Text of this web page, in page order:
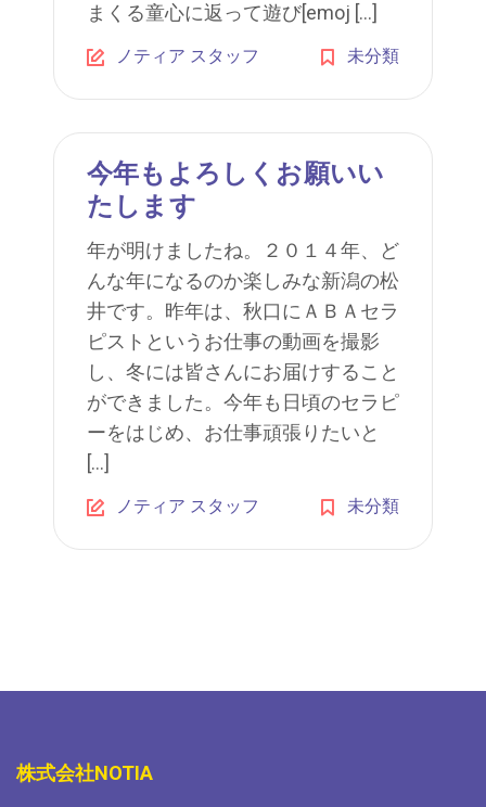
まくる童心に返って遊び[emoj […]
ノティア スタッフ 未分類
今年もよろしくお願いい
たします
年が明けましたね。２０１４年、ど
んな年になるのか楽しみな新潟の松
井です。昨年は、秋口にＡＢＡセラ
ピストというお仕事の動画を撮影
し、冬には皆さんにお届けすること
ができました。今年も日頃のセラピ
ーをはじめ、お仕事頑張りたいと
[…]
ノティア スタッフ 未分類
株式会社NOTIA